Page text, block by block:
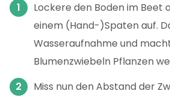
Lockere den Boden im Beet
einem (Hand-)Spaten auf.
Wasseraufnahme und
Blumenzwiebeln Pflanzen
Miss nun den Abstand der